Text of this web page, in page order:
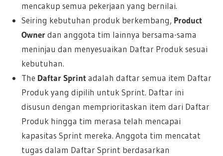
mencakup semua pekerjaan yang bernilai.
Seiring kebutuhan produk berkembang, Product
Ownerdan anggota tim lainnya bersama-sama
meninjau dan menyesuaikan Daftar Produk sesuai
kebutuhan.
The Daftar Sprintadalah daftar semua item Daftar
Produk yang dipilih untuk Sprint. Daftar ini
disusun dengan memprioritaskan item dari Daftar
Produk hingga tim merasa telah mencapai
kapasitas Sprint mereka. Anggota tim mencatat
tugas dalam Daftar Sprint berdasarkan